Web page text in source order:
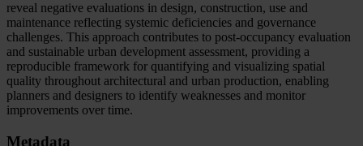
reveal negative evaluations in design, construction, use and
maintenance reflecting systemic deficiencies and governance
challenges. This approach contributes to post-occupancy evaluation
and sustainable urban development assessment, providing a
reproducible framework for quantifying and visualizing spatial
quality throughout architectural and urban production, enabling
planners and designers to identify weaknesses and monitor
improvements over time.
Metadata